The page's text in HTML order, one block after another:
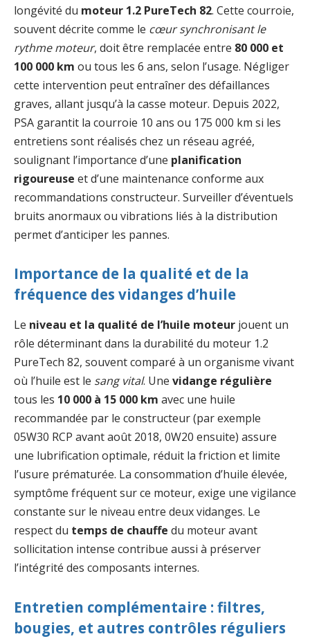
longévité du moteur 1.2 PureTech 82. Cette courroie,
souvent décrite comme le cœur synchronisant le
rythme moteur, doit être remplacée entre 80 000 et
100 000 km ou tous les 6 ans, selon l’usage. Négliger
cette intervention peut entraîner des défaillances
graves, allant jusqu’à la casse moteur. Depuis 2022,
PSA garantit la courroie 10 ans ou 175 000 km si les
entretiens sont réalisés chez un réseau agréé,
soulignant l’importance d’une planification
rigoureuse et d’une maintenance conforme aux
recommandations constructeur. Surveiller d’éventuels
bruits anormaux ou vibrations liés à la distribution
permet d’anticiper les pannes.
Importance de la qualité et de la
fréquence des vidanges d’huile
Le niveau et la qualité de l’huile moteur jouent un
rôle déterminant dans la durabilité du moteur 1.2
PureTech 82, souvent comparé à un organisme vivant
où l’huile est le sang vital. Une vidange régulière
tous les 10 000 à 15 000 km avec une huile
recommandée par le constructeur (par exemple
05W30 RCP avant août 2018, 0W20 ensuite) assure
une lubrification optimale, réduit la friction et limite
l’usure prématurée. La consommation d’huile élevée,
symptôme fréquent sur ce moteur, exige une vigilance
constante sur le niveau entre deux vidanges. Le
respect du temps de chauffe du moteur avant
sollicitation intense contribue aussi à préserver
l’intégrité des composants internes.
Entretien complémentaire : filtres,
bougies, et autres contrôles réguliers